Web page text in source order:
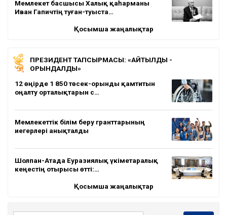
Мемлекет басшысы Халық қаһарманы
Иван Гапичтің туған-туыста…
Қосымша жаңалықтар
ПРЕЗИДЕНТ ТАПСЫРМАСЫ: «АЙТЫЛДЫ -
ОРЫНДАЛДЫ»
12 өңірде 1 850 төсек-орынды қамтитын
оңалту орталықтарын с…
Мемлекеттік білім беру гранттарының
иегерлері анықталды
Шолпан-Атада Еуразиялық үкіметаралық
кеңестің отырысы өтті:…
Қосымша жаңалықтар